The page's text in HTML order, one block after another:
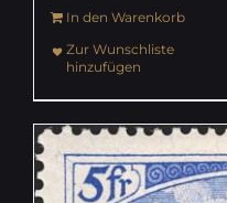
In den Warenkorb
Zur Wunschliste
hinzufügen